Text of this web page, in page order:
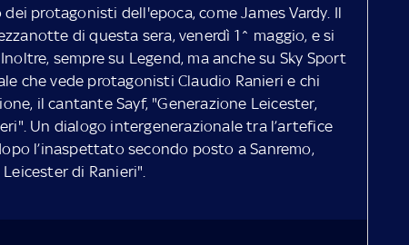
protagonisti dell'epoca, come James Vardy. Il
di questa sera, venerdì 1^ maggio, e si
sempre su Legend, ma anche su Sky Sport
che vede protagonisti Claudio Ranieri e chi
il cantante Sayf, "Generazione Leicester,
Un dialogo intergenerazionale tra l’artefice
l’inaspettato secondo posto a Sanremo,
di Ranieri".